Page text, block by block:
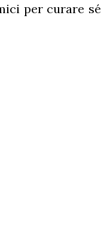
per curare sé